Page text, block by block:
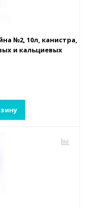
№2, 10л, канистра,
и кальциевых